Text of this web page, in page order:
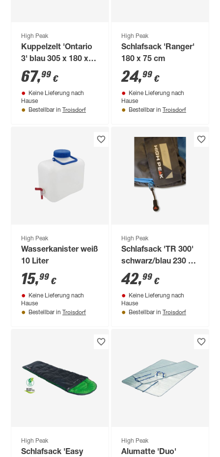
High Peak
Kuppelzelt 'Ontario
3' blau 305 x 180 x
120 cm
67,99 €
Keine Lieferung nach
Hause
Bestellbar in Troisdorf
High Peak
Schlafsack 'Ranger'
180 x 75 cm
24,99 €
Keine Lieferung nach
Hause
Bestellbar in Troisdorf
High Peak
Wasserkanister weiß
10 Liter
15,99 €
Keine Lieferung nach
Hause
Bestellbar in Troisdorf
High Peak
Schlafsack 'TR 300'
schwarz/blau 230 x
85 cm
42,99 €
Keine Lieferung nach
Hause
Bestellbar in Troisdorf
High Peak
Schlafsack 'Easy
High Peak
Alumatte 'Duo'